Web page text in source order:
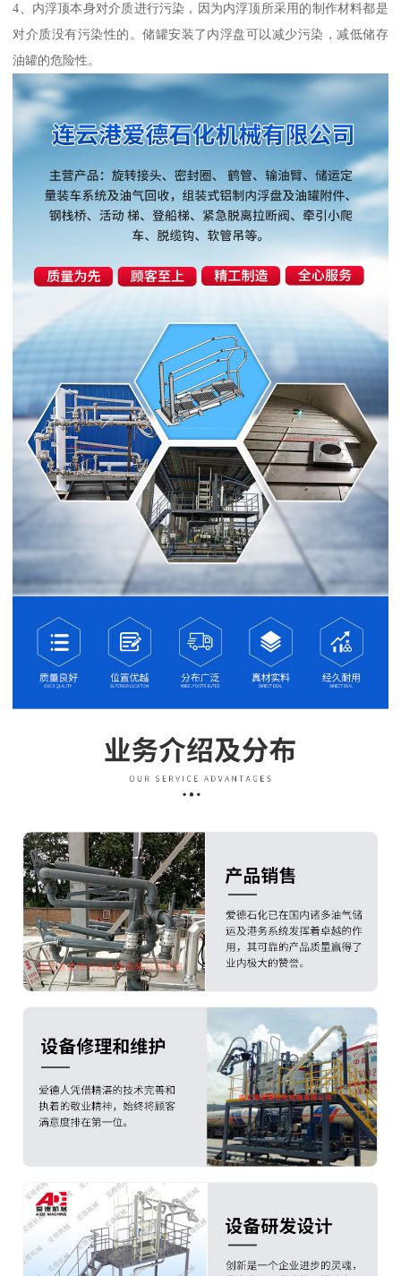
4、内浮顶本身对介质进行污染，因为内浮顶所采用的制作材料都是
对介质没有污染性的。储罐安装了内浮盘可以减少污染，减低储存
油罐的危险性。